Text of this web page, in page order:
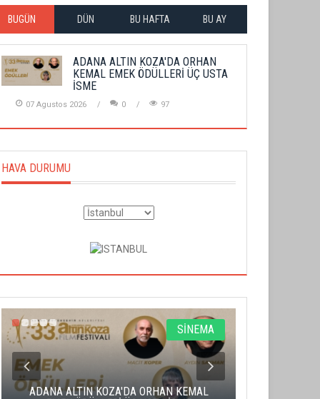
BUGÜN DÜN BU HAFTA BU AY
ADANA ALTIN KOZA'DA ORHAN
KEMAL EMEK ÖDÜLLERİ ÜÇ USTA
İSME
07 Agustos 2026 0 97
HAVA DURUMU
SİNEMA
ADANA ALTIN KOZA'DA ORHAN KEMAL